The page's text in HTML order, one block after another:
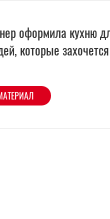
оформила кухню
которые захочется